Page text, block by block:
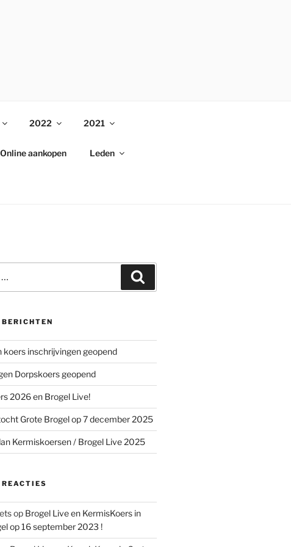
2022 2021
aankopen Leden
koers inschrijvingen geopend
Dorpskoers geopend
2026 en Brogel Live!
Grote Brogel op 7 december 2025
Kermiskoersen / Brogel Live 2025
REACTIES
op Brogel Live en KermisKoers in
op 16 september 2023 !